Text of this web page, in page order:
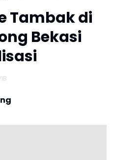
Tambak di
Bekasi